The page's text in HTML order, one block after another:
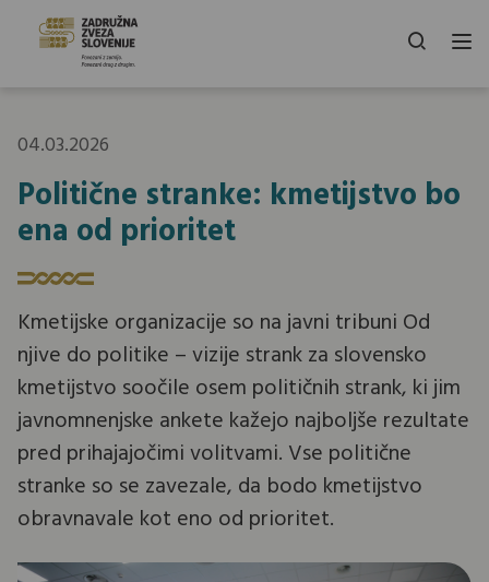
04.03.2026
Politične stranke: kmetijstvo bo
ena od prioritet
Kmetijske organizacije so na javni tribuni Od
njive do politike – vizije strank za slovensko
kmetijstvo soočile osem političnih strank, ki jim
javnomnenjske ankete kažejo najboljše rezultate
pred prihajajočimi volitvami. Vse politične
stranke so se zavezale, da bodo kmetijstvo
obravnavale kot eno od prioritet.